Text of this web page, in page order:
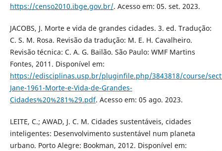
https://censo2010.ibge.gov.br/. Acesso em: 05. set. 2023.
JACOBS, J. Morte e vida de grandes cidades. 3. ed. Tradução:
C. S. M. Rosa. Revisão da tradução: M. E. H. Cavalheiro.
Revisão técnica: C. A. G. Bailão. São Paulo: WMF Martins
Fontes, 2011. Disponível em:
https://edisciplinas.usp.br/pluginfile.php/3843818/course/
Jane-1961-Morte-e-Vida-de-Grandes-
Cidades%20%281%29.pdf. Acesso em: 05 ago. 2023.
LEITE, C.; AWAD, J. C. M. Cidades sustentáveis, cidades
inteligentes: Desenvolvimento sustentável num planeta
urbano. Porto Alegre: Bookman, 2012. Disponível em: